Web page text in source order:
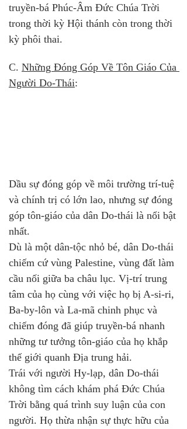
truyền-bá Phúc-Âm Đức Chúa Trời
trong thời kỳ Hội thánh còn trong thời
kỳ phôi thai.
C. Những Đóng Góp Về Tôn Giáo Của
Người Do-Thái:
Dầu sự đóng góp về môi trường trí-tuệ
và chính trị có lớn lao, nhưng sự đóng
góp tôn-giáo của dân Do-thái là nổi bật
nhất.
Dù là một dân-tộc nhỏ bé, dân Do-thái
chiếm cứ vùng Palestine, vùng đất làm
cầu nối giữa ba châu lục. Vị-trí trung
tâm của họ cùng với việc họ bị A-si-ri,
Ba-by-lôn và La-mã chinh phục và
chiếm đóng đã giúp truyền-bá nhanh
những tư tưởng tôn-giáo của họ khắp
thế giới quanh Địa trung hải.
Trái với người Hy-lạp, dân Do-thái
không tìm cách khám phá Đức Chúa
Trời bằng quá trình suy luận của con
người. Họ thừa nhận sự thực hữu của